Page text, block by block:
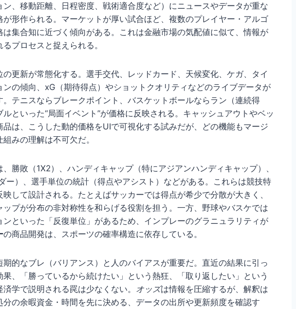
、移動距離、日程密度、戦術適合度など）にニュースやデータが重な
が形作られる。マーケットが厚い試合ほど、複数のプレイヤー・アルゴ
は集合知に近づく傾向がある。これは金融市場の気配値に似て、情報が
るプロセスと捉えられる。
更新が常態化する。選手交代、レッドカード、天候変化、ケガ、タイ
ンの傾向、xG（期待得点）やショットクオリティなどのライブデータが
。テニスならブレークポイント、バスケットボールならラン（連続得
といった“局面イベント”が価格に反映される。キャッシュアウトやベッ
品は、こうした動的価格をUIで可視化する試みだが、どの機能もマージ
みの理解は不可欠だ。
勝敗（1X2）、ハンディキャップ（特にアジアンハンディキャップ）、
ー）、選手単位の統計（得点やアシスト）などがある。これらは競技特
して設計される。たとえばサッカーでは得点が希少で分散が大きく、
ップが分布の非対称性を和らげる役割を担う。一方、野球やバスケでは
ンといった「反復単位」があるため、インプレーのグラニュラリティが
の商品開発は、スポーツの確率構造に依存している。
期的なブレ（バリアンス）と人のバイアスが重要だ。直近の結果に引っ
、「勝っているから続けたい」という熱狂、「取り返したい」という
学で説明される罠は少なくない。 オッズは情報を圧縮するが、解釈は
分の余暇資金・時間を先に決める、データの出所や更新頻度を確認す